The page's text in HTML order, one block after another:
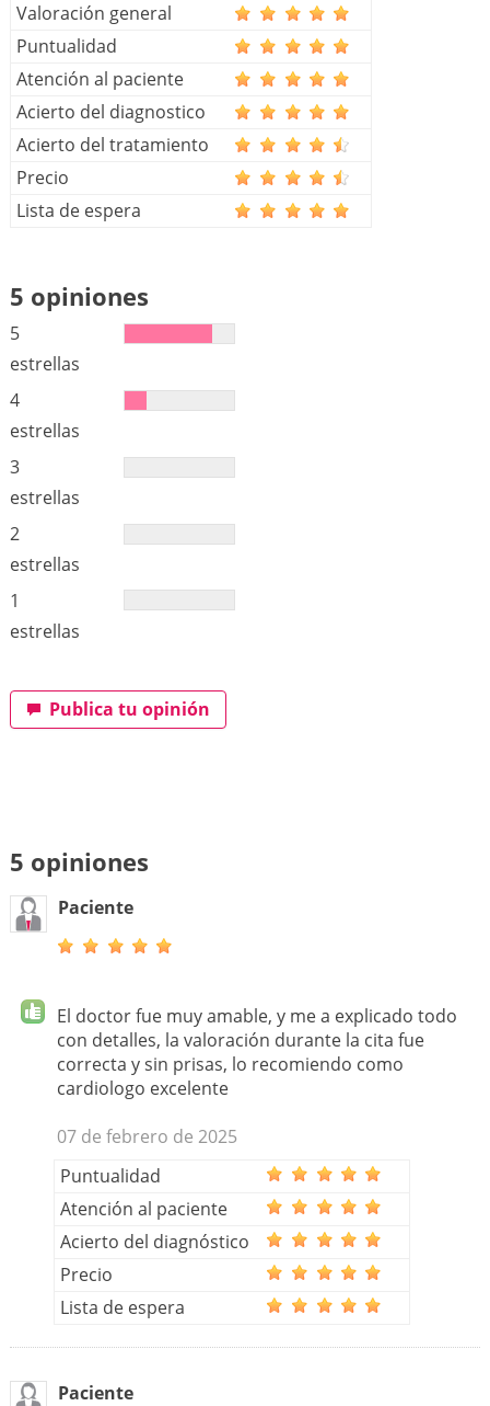
Valoración general
Puntualidad
Atención al paciente
Acierto del diagnostico
Acierto del tratamiento
Precio
Lista de espera
5 opiniones
5
estrellas
4
estrellas
3
estrellas
2
estrellas
1
estrellas
Publica tu opinión
5 opiniones
Paciente
El doctor fue muy amable, y me a explicado todo
con detalles, la valoración durante la cita fue
correcta y sin prisas, lo recomiendo como
cardiologo excelente
07 de febrero de 2025
Puntualidad
Atención al paciente
Acierto del diagnóstico
Precio
Lista de espera
Paciente